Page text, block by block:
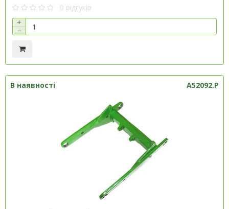
0 відгуків
+
−
В наявності A52092.P